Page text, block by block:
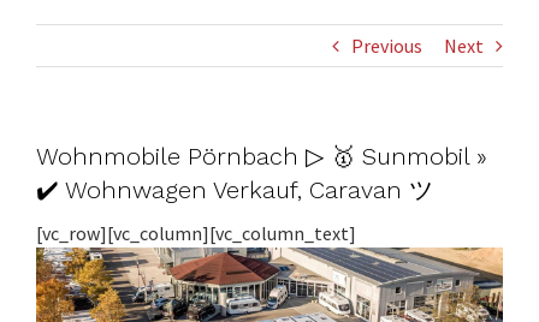
Previous Next
Wohnmobile Pörnbach ▷ 🥇 Sunmobil »
✔️ Wohnwagen Verkauf, Caravan ツ
[vc_row][vc_column][vc_column_text]